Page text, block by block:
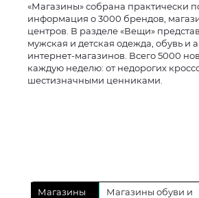
«Магазины» собрана практически
информация о 3000 брендов,
центров. В разделе «Вещи»
мужская и детская одежда, обувь и
интернет-магазинов. Всего 5000
каждую неделю: от недорогих
шестизначными ценниками.
Магазины
Магазины обуви и